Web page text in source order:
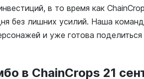
в то время как
без лишних усилий. Наша
и уже готова
в ChainCrops 21